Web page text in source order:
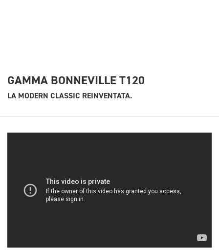
GAMMA BONNEVILLE T120
LA MODERN CLASSIC REINVENTATA.